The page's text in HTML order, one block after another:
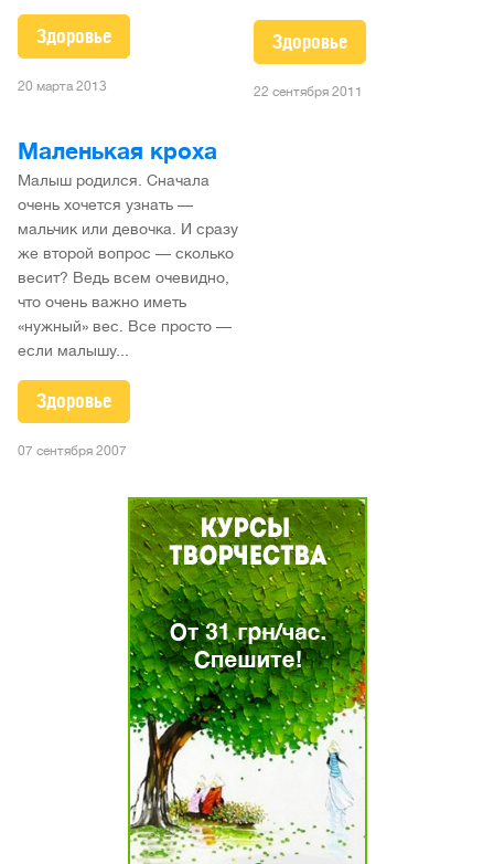
Здоровье
20 марта 2013
Здоровье
22 сентября 2011
Маленькая кроха
Малыш родился. Сначала
очень хочется узнать —
мальчик или девочка. И сразу
же второй вопрос — сколько
весит? Ведь всем очевидно,
что очень важно иметь
«нужный» вес. Все просто —
если малышу...
Здоровье
07 сентября 2007